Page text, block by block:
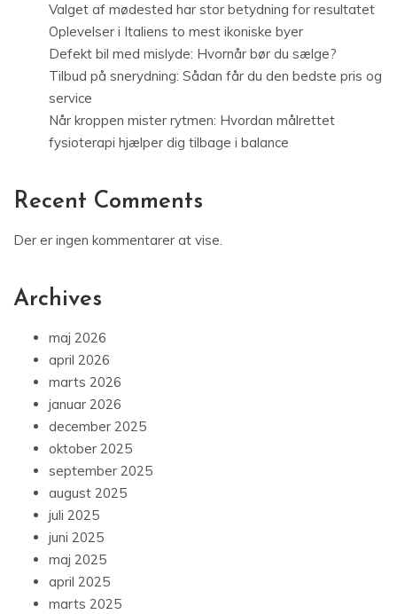
Valget af mødested har stor betydning for resultatet
Oplevelser i Italiens to mest ikoniske byer
Defekt bil med mislyde: Hvornår bør du sælge?
Tilbud på snerydning: Sådan får du den bedste pris og
service
Når kroppen mister rytmen: Hvordan målrettet
fysioterapi hjælper dig tilbage i balance
Recent Comments
Der er ingen kommentarer at vise.
Archives
maj 2026
april 2026
marts 2026
januar 2026
december 2025
oktober 2025
september 2025
august 2025
juli 2025
juni 2025
maj 2025
april 2025
marts 2025